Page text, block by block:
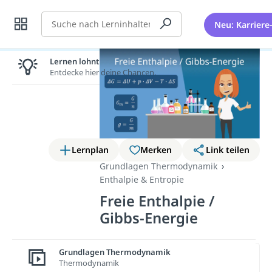
Suche Neu:
Lernplan Merken
Link teilen
Grundlagen Thermodynamik
Enthalpie & Entropie
Freie Enthalpie /
Gibbs-Energie
Wichtige Inhalte in diesem
Lernen lohnt sich!
Entdecke hier deine Chancen.
Grundlagen Thermodynamik
Thermodynamik